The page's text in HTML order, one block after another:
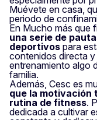
Muévete en casa,
periodo de
En Mucho más que
una serie de
deportivos para
contenidos directa
entrenamiento algo
familia.
Además, Cesc es
que la motivación
rutina de fitness.
dedicada a cultivar